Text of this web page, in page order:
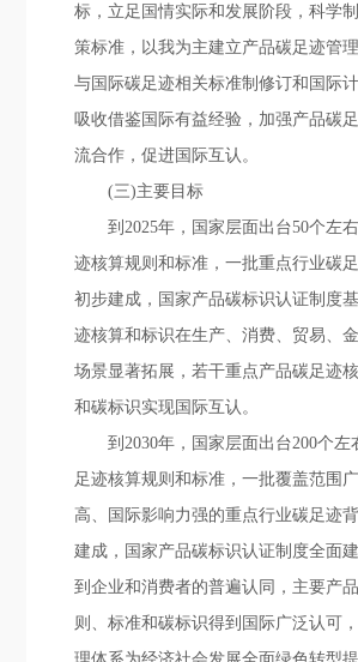
标，立足国情实际和发展阶段，科学
策标准，以我为主建立产品碳足迹管
与国际碳足迹相关标准制修订和国际
吸收借鉴国际有益经验，加强产品碳
流合作，促进国际互认。
(三)主要目标
到2025年，国家层面出台50个左
迹核算规则和标准，一批重点行业碳
初步建成，国家产品碳标识认证制度
迹核算和标识在生产、消费、贸易、
场景显著拓展，若干重点产品碳足迹
和碳标识实现国际互认。
到2030年，国家层面出台200个左
足迹核算规则和标准，一批覆盖范围
高、国际影响力强的重点行业碳足迹
建成，国家产品碳标识认证制度全面
到企业和消费者的普遍认同，主要产
则、标准和碳标识得到国际广泛认可